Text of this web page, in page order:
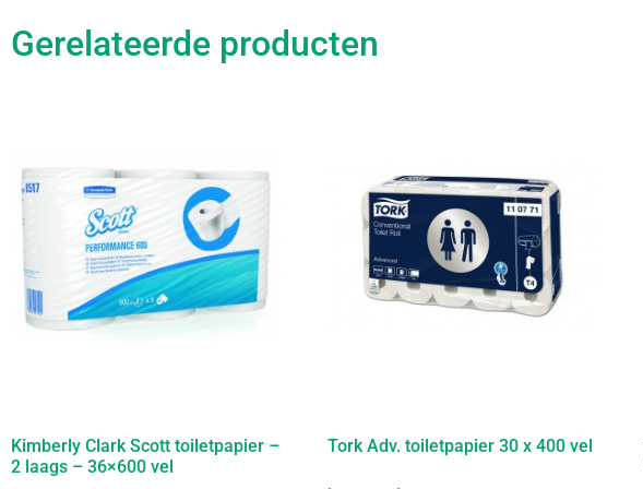
Gerelateerde producten
Kimberly Clark Scott toiletpapier –
2 laags – 36×600 vel
Tork Adv. toiletpapier 30 x 400 vel